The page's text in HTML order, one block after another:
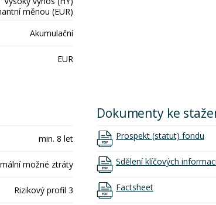
měnou (EUR)
Akumulační
EUR
min. 8 let
možné ztráty
Rizikový profil 3
Dokumenty ke
Prospekt (statut) fondu
Sdělení klíčových
Factsheet